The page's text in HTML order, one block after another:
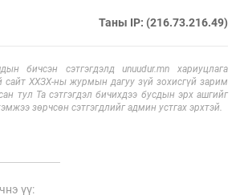
Таны IP: (216.73.216.49)
бичсэн сэтгэгдэлд unuudur.mn хариуцлага
сайт ХХЗХ-ны журмын дагуу зүй зохисгүй зарим
тул Та сэтгэгдэл бичихдээ бусдын эрх ашгийг
зөрчсөн сэтгэгдлийг админ устгах эрхтэй.